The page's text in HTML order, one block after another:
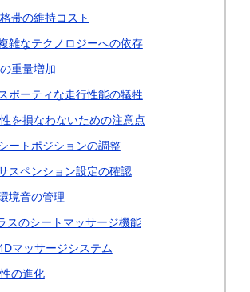
帯の維持コスト
雑なテクノロジーへの依存
重量増加
ポーティな走行性能の犠牲
を損なわないための注意点
ートポジションの調整
スペンション設定の確認
境音の管理
スのシートマッサージ機能
マッサージシステム
の進化